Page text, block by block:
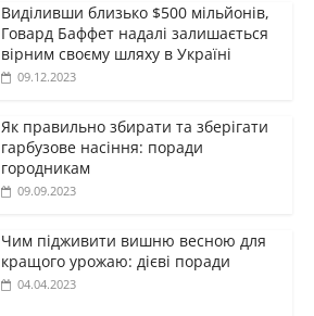
Виділивши близько $500 мільйонів,
Говард Баффет надалі залишається
вірним своєму шляху в Україні
09.12.2023
Як правильно збирати та зберігати
гарбузове насіння: поради
городникам
09.09.2023
Чим підживити вишню весною для
кращого урожаю: дієві поради
04.04.2023